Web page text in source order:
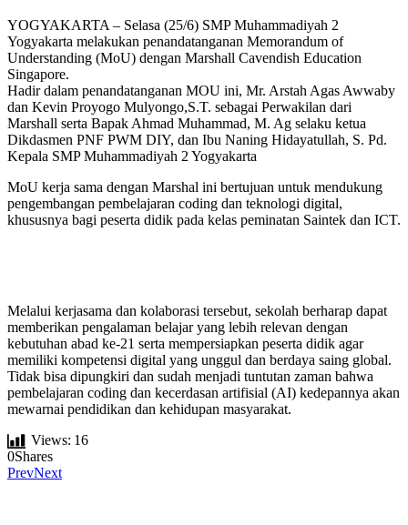
YOGYAKARTA – Selasa (25/6) SMP Muhammadiyah 2
Yogyakarta melakukan penandatanganan Memorandum of
Understanding (MoU) dengan Marshall Cavendish Education
Singapore.
Hadir dalam penandatanganan MOU ini, Mr. Arstah Agas Awwaby
dan Kevin Proyogo Mulyongo,S.T. sebagai Perwakilan dari
Marshall serta Bapak Ahmad Muhammad, M. Ag selaku ketua
Dikdasmen PNF PWM DIY, dan Ibu Naning Hidayatullah, S. Pd.
Kepala SMP Muhammadiyah 2 Yogyakarta
MoU kerja sama dengan Marshal ini bertujuan untuk mendukung
pengembangan pembelajaran coding dan teknologi digital,
khususnya bagi peserta didik pada kelas peminatan Saintek dan ICT.
Melalui kerjasama dan kolaborasi tersebut, sekolah berharap dapat
memberikan pengalaman belajar yang lebih relevan dengan
kebutuhan abad ke-21 serta mempersiapkan peserta didik agar
memiliki kompetensi digital yang unggul dan berdaya saing global.
Tidak bisa dipungkiri dan sudah menjadi tuntutan zaman bahwa
pembelajaran coding dan kecerdasan artifisial (AI) kedepannya akan
mewarnai pendidikan dan kehidupan masyarakat.
Views: 16
0Shares
PrevNext